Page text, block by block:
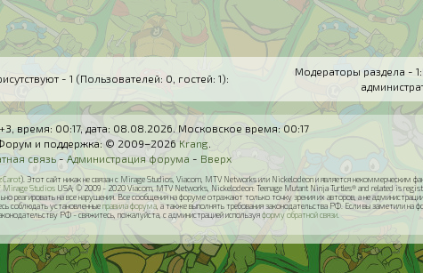
- 1 (Пользователей: 0, гостей: 1):
Модераторы раздела - 1:
время: 00:17, дата: 08.08.2026. Московское время: 00:17
и поддержка: © 2009–2026 Krang
связь - Администрация форума - Вверх
). Этот сайт никак не связан с Mirage Studios, Viacom, MTV Networks или Nickelodeon и является некоммерческим
Mirage StudiosUSA; © 2009 - 2020 Viacom, MTV Networks, Nickelodeon: Teenage Mutant Ninja Turtles® and related is
на все нарушения. Все сообщения на форуме отражают только точку зрения их авторов, а не
соблюдать установленныеправила форума , а также выполнять требования законодательства РФ. Если вы заметили
РФ - свяжитесь, пожалуйста, с администрацией используяформу обратной связи.